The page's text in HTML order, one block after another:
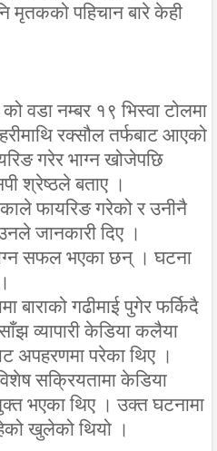
मृतकको पहिचान बारे केही
वडा नम्बर १९ भिस्वा टोलमा
रक्सौल तर्फबाट आएको
गरेर भाग्न खोजेपछि
श्रेष्ठले बताए ।
फायरिङ गरेको र उनीनै
उनले जानकारी दिए ।
सफल भएका छन् । घटना
बाराको गढीमाई पुगेर फर्किदै
व्यापारी केडिया कलैया
अपहरणमा परेका थिए ।
सक्रियतामा केडिया
भएका थिए । उक्त घटनामा
खुलेको थियो ।